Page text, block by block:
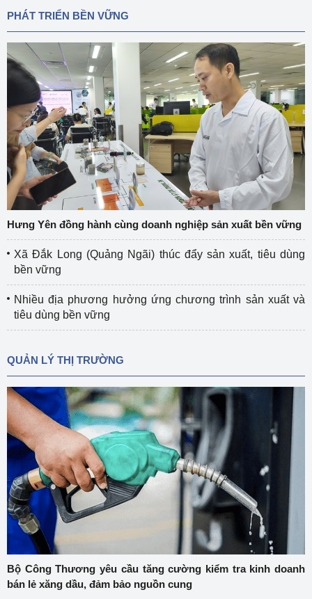
PHÁT TRIỂN BỀN VỮNG
Hưng Yên đồng hành cùng doanh nghiệp sản xuất bền vững
Xã Đắk Long (Quảng Ngãi) thúc đẩy sản xuất, tiêu dùng
bền vững
Nhiều địa phương hưởng ứng chương trình sản xuất và
tiêu dùng bền vững
QUẢN LÝ THỊ TRƯỜNG
Bộ Công Thương yêu cầu tăng cường kiểm tra kinh doanh
bán lẻ xăng dầu, đảm bảo nguồn cung